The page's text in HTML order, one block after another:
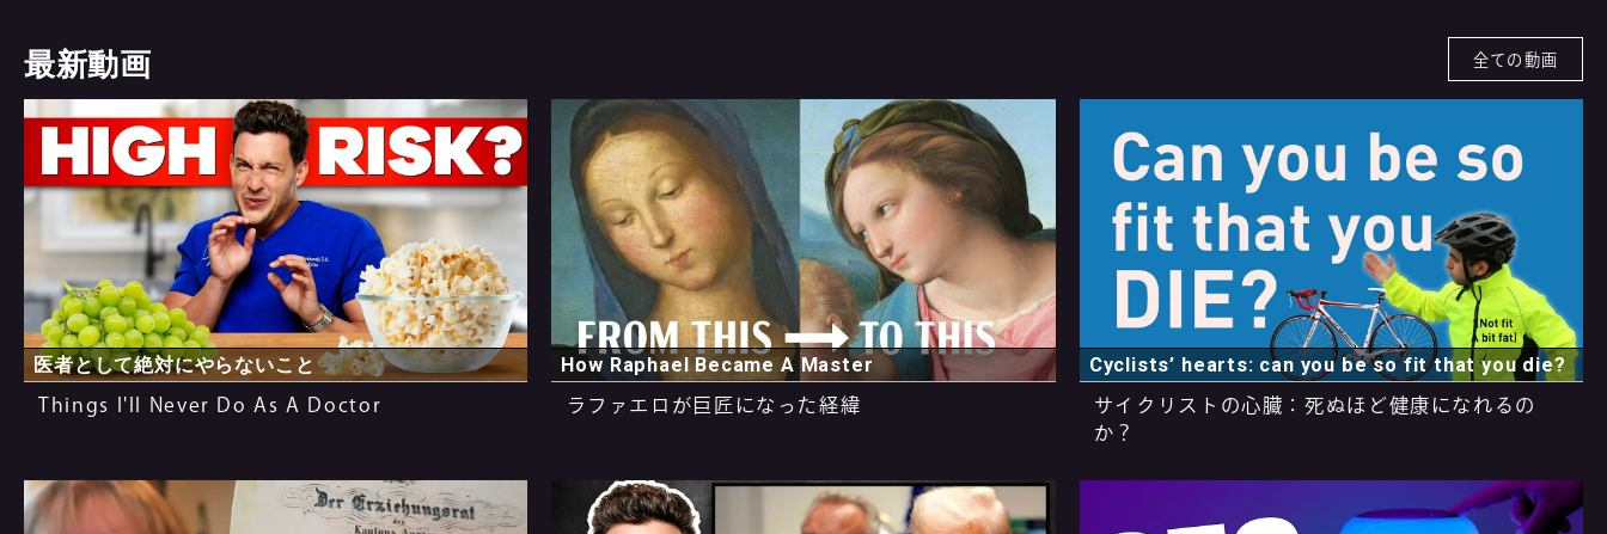
最新動画 全ての動画
医者として絶対にやらないこと
Things I'll Never Do As A Doctor
How Raphael Became A Master
ラファエロが巨匠になった経緯
Cyclists’ hearts: can you be so fit that you die?
サイクリストの心臓：死ぬほど健康になれるの
か？